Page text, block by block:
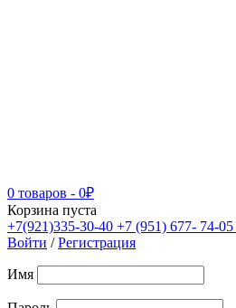
0 товаров - 0₽
Корзина пуста
+7(921)335-30-40 +7 (951) 677- 74-05
Войти /Регистрация
Имя